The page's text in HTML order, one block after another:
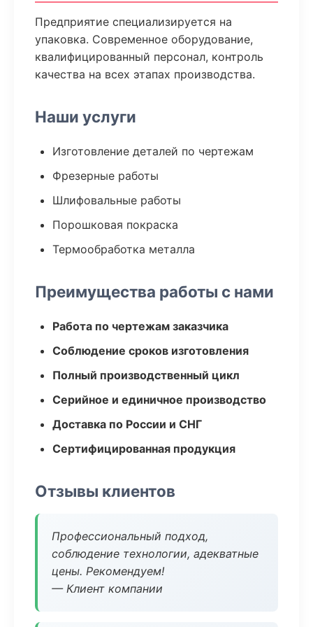
Предприятие специализируется на
упаковка. Современное оборудование,
квалифицированный персонал, контроль
качества на всех этапах производства.
Наши услуги
Изготовление деталей по чертежам
Фрезерные работы
Шлифовальные работы
Порошковая покраска
Термообработка металла
Преимущества работы с нами
Работа по чертежам заказчика
Соблюдение сроков изготовления
Полный производственный цикл
Серийное и единичное производство
Доставка по России и СНГ
Сертифицированная продукция
Отзывы клиентов
Профессиональный подход,
соблюдение технологии, адекватные
цены. Рекомендуем!
— Клиент компании